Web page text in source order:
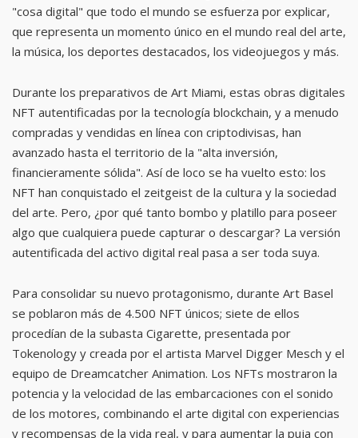
"cosa digital" que todo el mundo se esfuerza por explicar,
que representa un momento único en el mundo real del arte,
la música, los deportes destacados, los videojuegos y más.
Durante los preparativos de Art Miami, estas obras digitales
NFT autentificadas por la tecnología blockchain, y a menudo
compradas y vendidas en línea con criptodivisas, han
avanzado hasta el territorio de la "alta inversión,
financieramente sólida". Así de loco se ha vuelto esto: los
NFT han conquistado el zeitgeist de la cultura y la sociedad
del arte. Pero, ¿por qué tanto bombo y platillo para poseer
algo que cualquiera puede capturar o descargar? La versión
autentificada del activo digital real pasa a ser toda suya.
Para consolidar su nuevo protagonismo, durante Art Basel
se poblaron más de 4.500 NFT únicos; siete de ellos
procedían de la subasta Cigarette, presentada por
Tokenology y creada por el artista Marvel Digger Mesch y el
equipo de Dreamcatcher Animation. Los NFTs mostraron la
potencia y la velocidad de las embarcaciones con el sonido
de los motores, combinando el arte digital con experiencias
y recompensas de la vida real, y para aumentar la puja con